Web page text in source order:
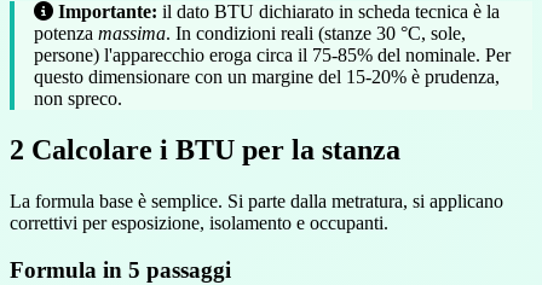
Importante: il dato BTU dichiarato in scheda tecnica è la
potenza massima. In condizioni reali (stanze 30 °C, sole,
persone) l'apparecchio eroga circa il 75-85% del nominale. Per
questo dimensionare con un margine del 15-20% è prudenza,
non spreco.
2 Calcolare i BTU per la stanza
La formula base è semplice. Si parte dalla metratura, si applicano
correttivi per esposizione, isolamento e occupanti.
Formula in 5 passaggi